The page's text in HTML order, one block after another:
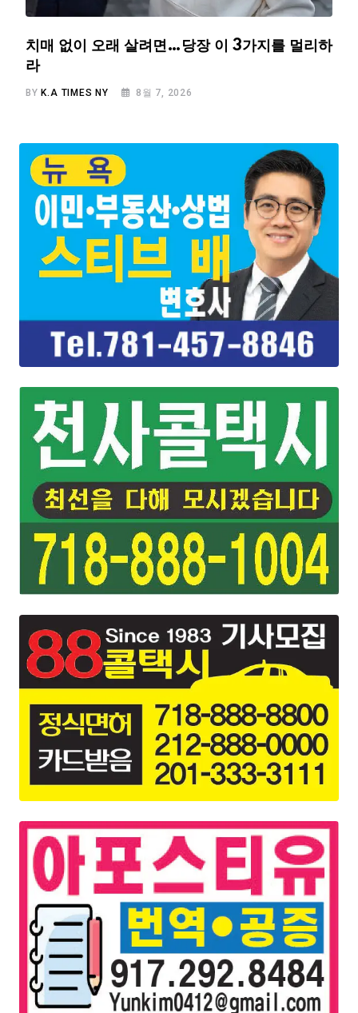
치매 없이 오래 살려면…당장 이 3가지를 멀리하
라
BYK.A TIMES NY 8월 7, 2026